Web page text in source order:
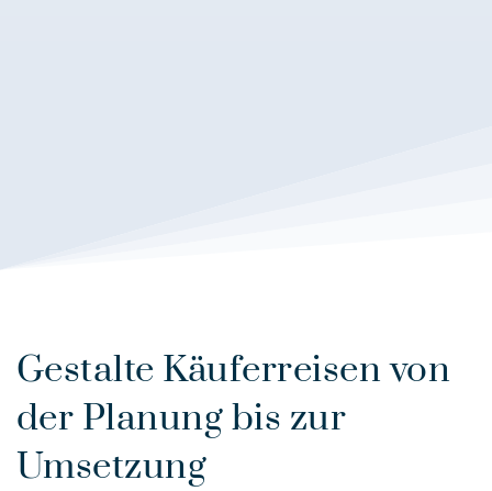
Gestalte Käuferreisen von
der Planung bis zur
Umsetzung